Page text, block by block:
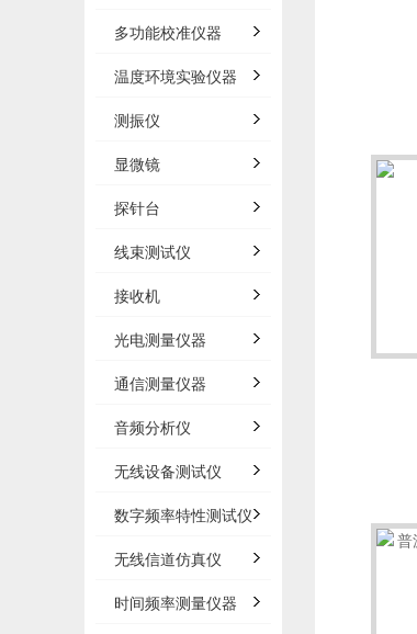
多功能校准仪器
温度环境实验仪器
测振仪
显微镜
探针台
线束测试仪
接收机
光电测量仪器
通信测量仪器
音频分析仪
无线设备测试仪
数字频率特性测试仪
无线信道仿真仪
时间频率测量仪器